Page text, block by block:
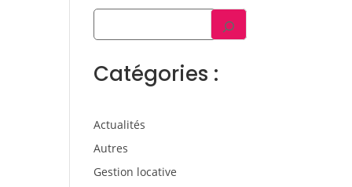
Catégories :
Actualités
Autres
Gestion locative